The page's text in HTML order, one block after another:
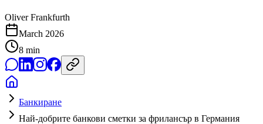
Oliver Frankfurth
March 2026
8 min
Банкиране
Най-добрите банкови сметки за фрилансър в Германия